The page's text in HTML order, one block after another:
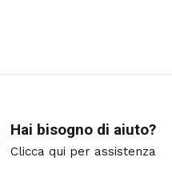
Hai bisogno di aiuto?
Clicca qui per assistenza